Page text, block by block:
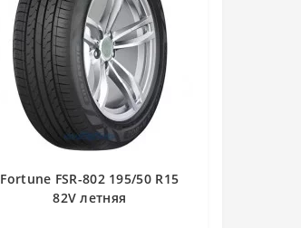
Fortune FSR-802 195/50 R15
82V летняя